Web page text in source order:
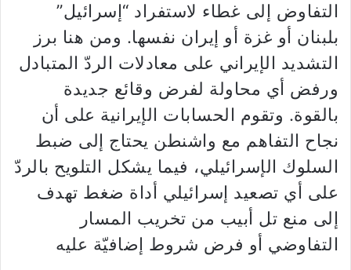
التفاوض إلى غطاء لاستفراد “إسرائيل”
بلبنان أو غزة أو إيران نفسها. ومن هنا برز
التشديد الإيراني على معادلات الردّ المتبادل
ورفض أي محاولة لفرض وقائع جديدة
بالقوة. وتقوم الحسابات الإيرانية على أن
نجاح التفاهم مع واشنطن يحتاج إلى ضبط
السلوك الإسرائيلي، فيما يشكل التلويح بالردّ
على أي تصعيد إسرائيلي أداة ضغط تهدف
إلى منع تل أبيب من تخريب المسار
التفاوضي أو فرض شروط إضافيّة عليه